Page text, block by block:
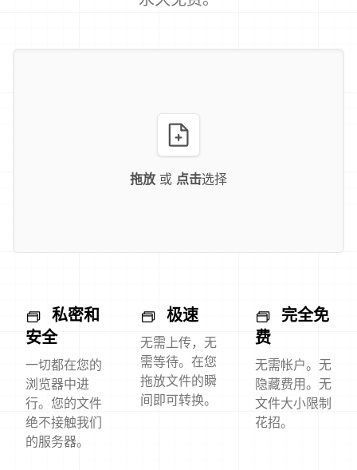
拖放 或 点击选择
私密和
安全
一切都在您的
浏览器中进
行。您的文件
绝不接触我们
的服务器。
极速
无需上传，无
需等待。在您
拖放文件的瞬
间即可转换。
完全免
费
无需帐户。无
隐藏费用。无
文件大小限制
花招。